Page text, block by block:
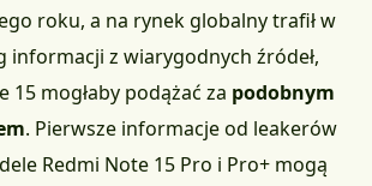
roku, a na rynek globalny trafił w
informacji z wiarygodnych źródeł,
15 mogłaby podążać za podobnym
. Pierwsze informacje od leakerów
Redmi Note 15 Pro i Pro+ mogą